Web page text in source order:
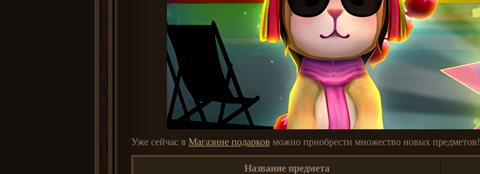
Уже сейчас в Магазине подарков можно приобрести множество новых предметов!
Название предмета